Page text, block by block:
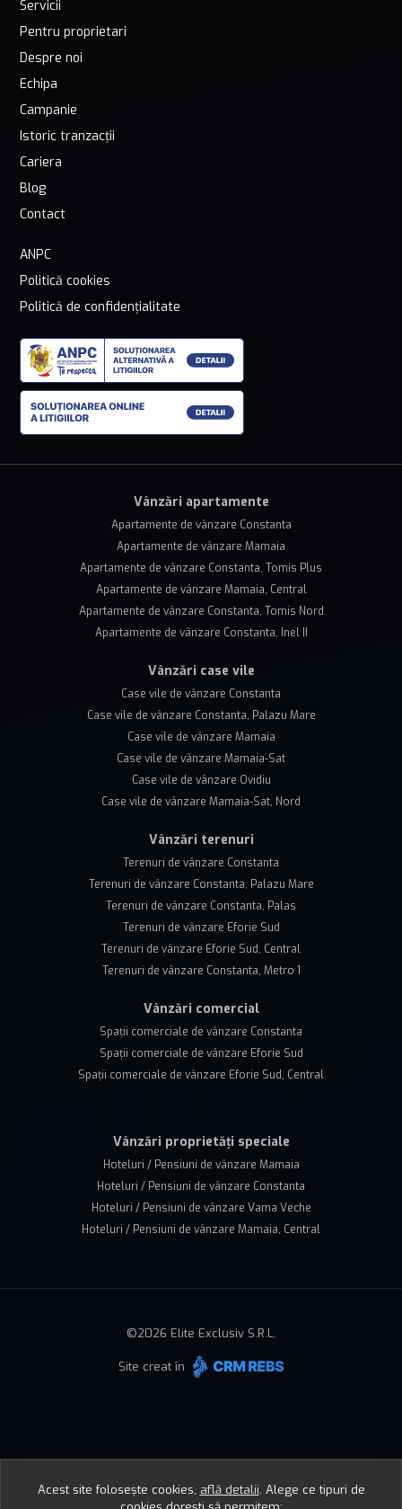
Servicii
Pentru proprietari
Despre noi
Echipa
Campanie
Istoric tranzacții
Cariera
Blog
Contact
ANPC
Politică cookies
Politică de confidențialitate
Vânzări apartamente
Apartamente de vânzare Constanta
Apartamente de vânzare Mamaia
Apartamente de vânzare Constanta, Tomis Plus
Apartamente de vânzare Mamaia, Central
Apartamente de vânzare Constanta, Tomis Nord
Apartamente de vânzare Constanta, Inel II
Vânzări case vile
Case vile de vânzare Constanta
Case vile de vânzare Constanta, Palazu Mare
Case vile de vânzare Mamaia
Case vile de vânzare Mamaia-Sat
Case vile de vânzare Ovidiu
Case vile de vânzare Mamaia-Sat, Nord
Vânzări terenuri
Terenuri de vânzare Constanta
Terenuri de vânzare Constanta, Palazu Mare
Terenuri de vânzare Constanta, Palas
Terenuri de vânzare Eforie Sud
Terenuri de vânzare Eforie Sud, Central
Terenuri de vânzare Constanta, Metro 1
Vânzări comercial
Spații comerciale de vânzare Constanta
Spații comerciale de vânzare Eforie Sud
Spații comerciale de vânzare Eforie Sud, Central
Vânzări proprietăți speciale
Hoteluri / Pensiuni de vânzare Mamaia
Hoteluri / Pensiuni de vânzare Constanta
Hoteluri / Pensiuni de vânzare Vama Veche
Hoteluri / Pensiuni de vânzare Mamaia, Central
©2026 Elite Exclusiv S.R.L.
Site creat în
Acest site folosește cookies, află detalii. Alege ce tipuri de